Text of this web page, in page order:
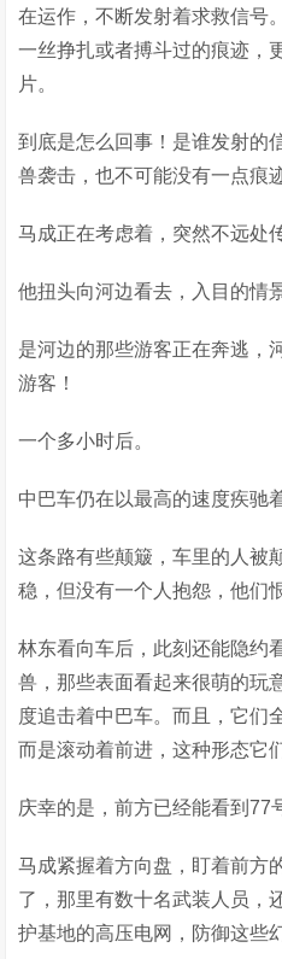
在运作，不断发射着求救信号
一丝挣扎或者搏斗过的痕迹，
片。
到底是怎么回事！是谁发射的
兽袭击，也不可能没有一点痕
马成正在考虑着，突然不远处
他扭头向河边看去，入目的情
是河边的那些游客正在奔逃，
游客！
一个多小时后。
中巴车仍在以最高的速度疾驰
这条路有些颠簸，车里的人被
稳，但没有一个人抱怨，他们
林东看向车后，此刻还能隐约
兽，那些表面看起来很萌的玩
度追击着中巴车。而且，它们
而是滚动着前进，这种形态它
庆幸的是，前方已经能看到77
马成紧握着方向盘，盯着前方
了，那里有数十名武装人员，
护基地的高压电网，防御这些